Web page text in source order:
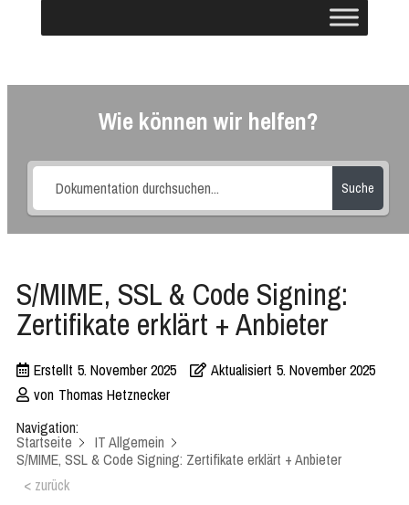
Wie können wir helfen?
Suche
S/MIME, SSL & Code Signing:
Zertifikate erklärt + Anbieter
Erstellt 5. November 2025 Aktualisiert 5. November 2025
von Thomas Hetznecker
Navigation:
Startseite
IT Allgemein
S/MIME, SSL & Code Signing: Zertifikate erklärt + Anbieter
< zurück